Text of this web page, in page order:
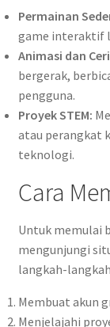
Permainan
game interaktif
Animasi dan
bergerak,
pengguna.
Proyek STEM:
atau perangkat
teknologi.
Cara
Untuk memulai
mengunjungi
langkah-
Membuat akun
Menjelajahi